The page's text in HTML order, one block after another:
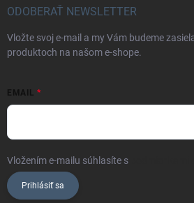
ODOBERAŤ NEWSLETTER
Vložte svoj e-mail a my Vám budeme
produktoch na našom e-shope.
EMAIL
Vložením e-mailu súhlasíte s
Prihlásiť sa